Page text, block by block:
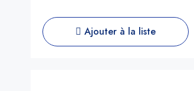
Ajouter à la liste